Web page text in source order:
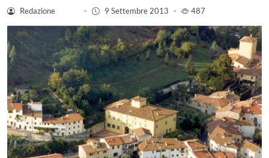
Redazione - 9 Settembre 2013 - 487